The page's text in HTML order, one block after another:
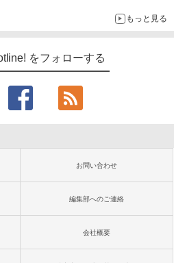
もっと見る
をフォローする
お問い合わせ
編集部へのご連絡
会社概要